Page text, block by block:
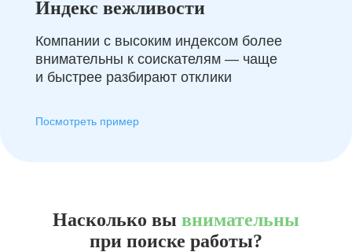
Индекс вежливости
Компании с высоким индексом более
внимательны к соискателям — чаще
и быстрее разбирают отклики
Посмотреть пример
Насколько вы внимательны
при поиске работы?